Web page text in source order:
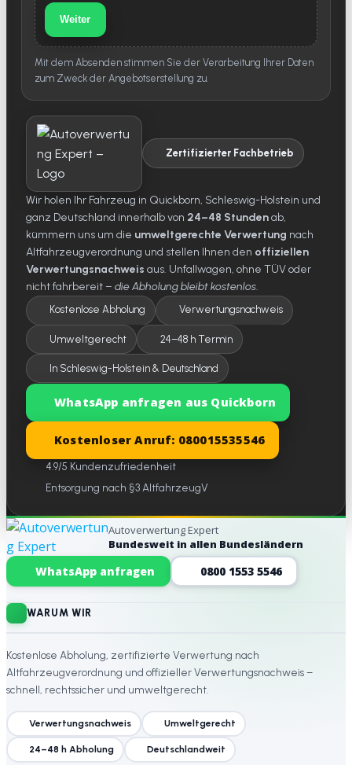
Weiter
Mit dem Absenden stimmen Sie der Verarbeitung Ihrer Daten
zum Zweck der Angebotserstellung zu.
Zertifizierter Fachbetrieb
Wir holen Ihr Fahrzeug in Quickborn, Schleswig-Holstein und
ganz Deutschland innerhalb von 24–48 Stundenab,
kümmern uns um die umweltgerechte Verwertung nach
Altfahrzeugverordnung und stellen Ihnen den offiziellen
Verwertungsnachweis aus. Unfallwagen, ohne TÜV oder
nicht fahrbereit – die Abholung bleibt kostenlos.
Kostenlose Abholung Verwertungsnachweis
Umweltgerecht 24–48 h Termin
In Schleswig-Holstein & Deutschland
WhatsApp anfragen aus Quickborn
Kostenloser Anruf: 080015535546
4.9/5 Kundenzufriedenheit
Entsorgung nach §3 AltfahrzeugV
Website-Footer
Autoverwertung Expert
Bundesweit in allen Bundesländern
WhatsApp anfragen 0800 1553 5546
WARUM WIR
Kostenlose Abholung, zertifizierte Verwertung nach
Altfahrzeugverordnung und offizieller Verwertungsnachweis –
schnell, rechtssicher und umweltgerecht.
Verwertungsnachweis Umweltgerecht
24–48 h Abholung Deutschlandweit